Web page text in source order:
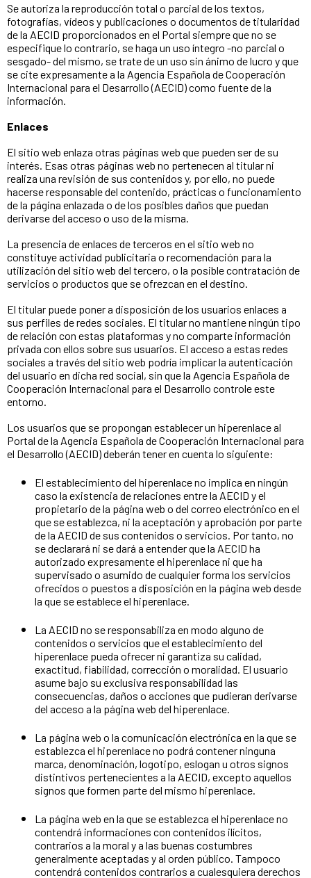
Se autoriza la reproducción total o parcial de los textos,
fotografías, vídeos y publicaciones o documentos de titularidad
de la AECID proporcionados en el Portal siempre que no se
especifique lo contrario, se haga un uso íntegro -no parcial o
sesgado- del mismo, se trate de un uso sin ánimo de lucro y que
se cite expresamente a la Agencia Española de Cooperación
Internacional para el Desarrollo (AECID) como fuente de la
información.
Enlaces
El sitio web enlaza otras páginas web que pueden ser de su
interés. Esas otras páginas web no pertenecen al titular ni
realiza una revisión de sus contenidos y, por ello, no puede
hacerse responsable del contenido, prácticas o funcionamiento
de la página enlazada o de los posibles daños que puedan
derivarse del acceso o uso de la misma.
La presencia de enlaces de terceros en el sitio web no
constituye actividad publicitaria o recomendación para la
utilización del sitio web del tercero, o la posible contratación de
servicios o productos que se ofrezcan en el destino.
El titular puede poner a disposición de los usuarios enlaces a
sus perfiles de redes sociales. El titular no mantiene ningún tipo
de relación con estas plataformas y no comparte información
privada con ellos sobre sus usuarios. El acceso a estas redes
sociales a través del sitio web podría implicar la autenticación
del usuario en dicha red social, sin que la Agencia Española de
Cooperación Internacional para el Desarrollo controle este
entorno.
Los usuarios que se propongan establecer un hiperenlace al
Portal de la Agencia Española de Cooperación Internacional para
el Desarrollo (AECID) deberán tener en cuenta lo siguiente:
El establecimiento del hiperenlace no implica en ningún
caso la existencia de relaciones entre la AECID y el
propietario de la página web o del correo electrónico en el
que se establezca, ni la aceptación y aprobación por parte
de la AECID de sus contenidos o servicios. Por tanto, no
se declarará ni se dará a entender que la AECID ha
autorizado expresamente el hiperenlace ni que ha
supervisado o asumido de cualquier forma los servicios
ofrecidos o puestos a disposición en la página web desde
la que se establece el hiperenlace.
La AECID no se responsabiliza en modo alguno de
contenidos o servicios que el establecimiento del
hiperenlace pueda ofrecer ni garantiza su calidad,
exactitud, fiabilidad, corrección o moralidad. El usuario
asume bajo su exclusiva responsabilidad las
consecuencias, daños o acciones que pudieran derivarse
del acceso a la página web del hiperenlace.
La página web o la comunicación electrónica en la que se
establezca el hiperenlace no podrá contener ninguna
marca, denominación, logotipo, eslogan u otros signos
distintivos pertenecientes a la AECID, excepto aquellos
signos que formen parte del mismo hiperenlace.
La página web en la que se establezca el hiperenlace no
contendrá informaciones con contenidos ilícitos,
contrarios a la moral y a las buenas costumbres
generalmente aceptadas y al orden público. Tampoco
contendrá contenidos contrarios a cualesquiera derechos